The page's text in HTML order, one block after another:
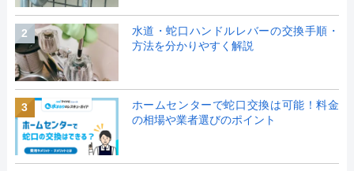
2
水道・蛇口ハンドルレバーの交換手順・
方法を分かりやすく解説
3
ホームセンターで蛇口交換は可能！料金
の相場や業者選びのポイント